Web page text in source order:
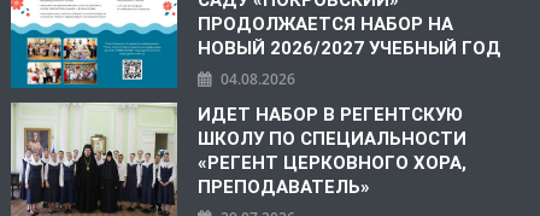
ПРОДОЛЖАЕТСЯ НАБОР НА
НОВЫЙ 2026/2027 УЧЕБНЫЙ ГОД
04.08.2026
ИДЕТ НАБОР В РЕГЕНТСКУЮ
ШКОЛУ ПО СПЕЦИАЛЬНОСТИ
«РЕГЕНТ ЦЕРКОВНОГО ХОРА,
ПРЕПОДАВАТЕЛЬ»